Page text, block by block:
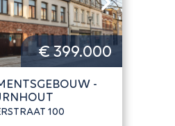
€ 399.000
-
100